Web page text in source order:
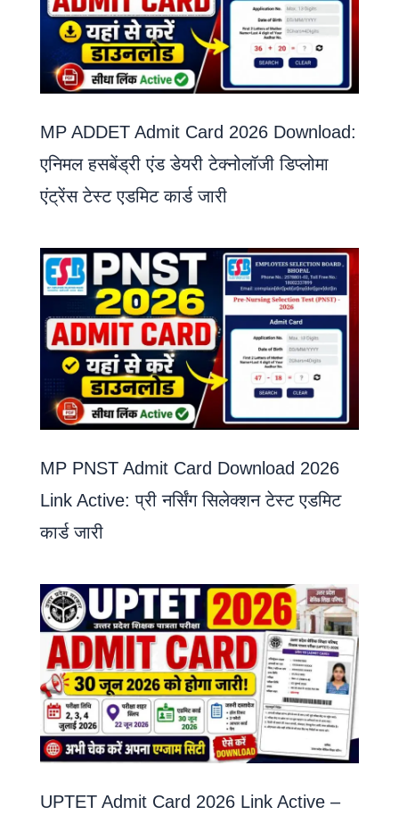
MP ADDET Admit Card 2026 Download:
एनिमल हसबेंड्री एंड डेयरी टेक्नोलॉजी डिप्लोमा
एंट्रेंस टेस्ट एडमिट कार्ड जारी
MP PNST Admit Card Download 2026
Link Active: प्री नर्सिंग सिलेक्शन टेस्ट एडमिट
कार्ड जारी
UPTET Admit Card 2026 Link Active –